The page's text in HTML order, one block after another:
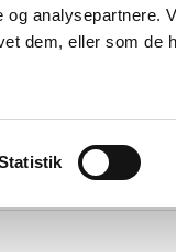
analysepartnere.
dem, eller som de
ARRANGEMENTER
TIDLIGERE